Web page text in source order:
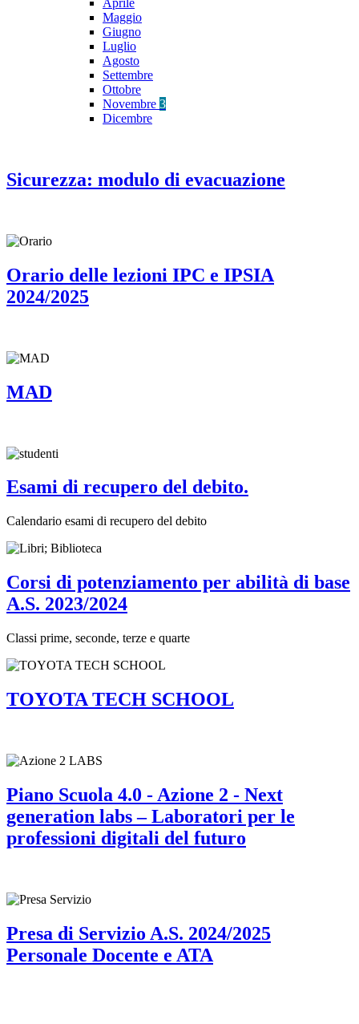
Aprile
Maggio
Giugno
Luglio
Agosto
Settembre
Ottobre
Novembre 3
Dicembre
Sicurezza: modulo di evacuazione
Orario delle lezioni IPC e IPSIA
2024/2025
MAD
Esami di recupero del debito.
Calendario esami di recupero del debito
Corsi di potenziamento per abilità di base
A.S. 2023/2024
Classi prime, seconde, terze e quarte
TOYOTA TECH SCHOOL
Piano Scuola 4.0 - Azione 2 - Next
generation labs – Laboratori per le
professioni digitali del futuro
Presa di Servizio A.S. 2024/2025
Personale Docente e ATA